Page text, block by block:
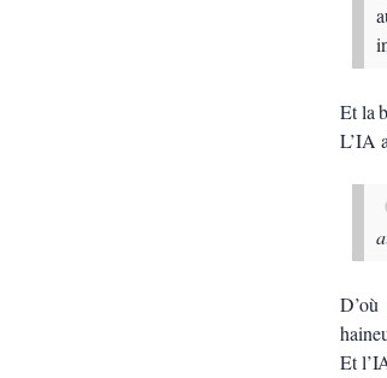
Et la
L’IA
Et